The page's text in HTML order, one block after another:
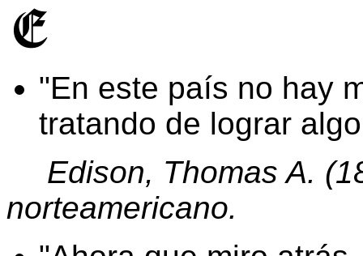
En este país no hay
tratando de lograr
Edison, Thomas A.
norteamericano.